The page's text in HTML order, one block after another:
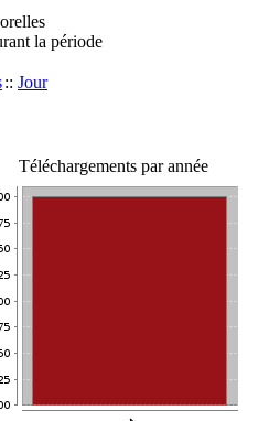
la période
:: Jour
Téléchargements par année